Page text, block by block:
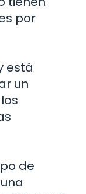
por
está
un
de